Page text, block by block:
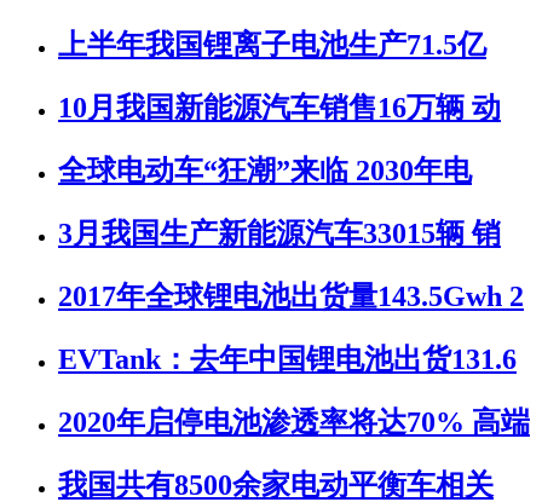
上半年我国锂离子电池生产71.5亿
10月我国新能源汽车销售16万辆 动
全球电动车“狂潮”来临 2030年电
3月我国生产新能源汽车33015辆 销
2017年全球锂电池出货量143.5Gwh 2
EVTank：去年中国锂电池出货131.6
2020年启停电池渗透率将达70% 高端
我国共有8500余家电动平衡车相关